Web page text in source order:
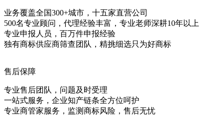
业务覆盖全国300+城市，十五家直营公司
500名专业顾问，代理经验丰富，专业老师深耕10年以上
专业申报人员，百万件申报经验
独有商标供应商筛查团队，精挑细选只为好商标
售后保障
专业售后团队，问题及时受理
一站式服务，企业知产链条全方位呵护
专业商管家服务，监测商标风险，售后无忧